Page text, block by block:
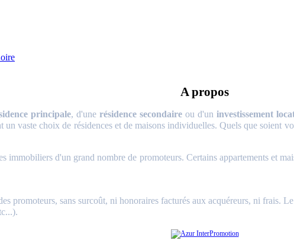
A propos
principale, d'une résidence secondaireou d'uninvestissement
vaste choix de résidences et de maisons individuelles. Quels que soient
immobiliers d'un grand nombre de promoteurs. Certains appartements et
promoteurs, sans surcoût, ni honoraires facturés aux acquéreurs, ni frais.